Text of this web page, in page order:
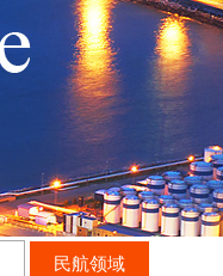
民航领域